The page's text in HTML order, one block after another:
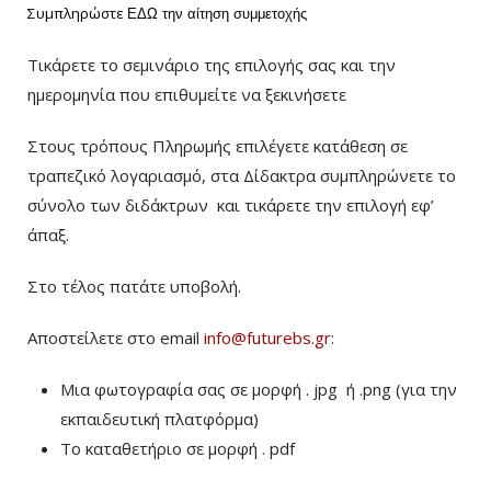
Συμπληρώστε ΕΔΩ την αίτηση συμμετοχής
Τικάρετε το σεμινάριο της επιλογής σας και την
ημερομηνία που επιθυμείτε να ξεκινήσετε
Στους τρόπους Πληρωμής επιλέγετε κατάθεση σε
τραπεζικό λογαριασμό, στα Δίδακτρα συμπληρώνετε το
σύνολο των διδάκτρων και τικάρετε την επιλογή εφ’
άπαξ.
Στο τέλος πατάτε υποβολή.
Αποστείλετε στο email info@futurebs.gr:
Μια φωτογραφία σας σε μορφή . jpg ή .png (για την
εκπαιδευτική πλατφόρμα)
To καταθετήριο σε μορφή . pdf